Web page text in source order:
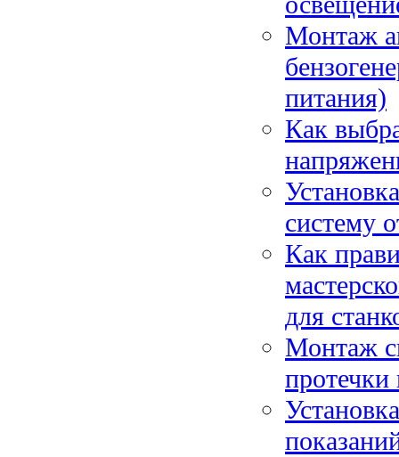
Монтаж
питания)
Как
систему
Как
для
Монтаж